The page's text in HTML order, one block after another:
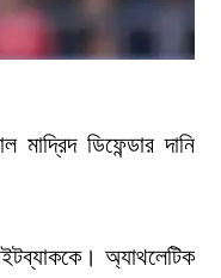
ডিফেন্ডার দানি
অ্যাথলেটিক